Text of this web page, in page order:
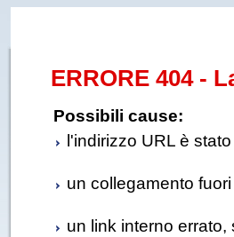
ERRORE 404 -
Possibili cause:
l'indirizzo URL è
un collegamento
un link interno